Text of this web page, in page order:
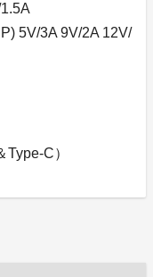
5V/3A 9V/2A 12V/
C）